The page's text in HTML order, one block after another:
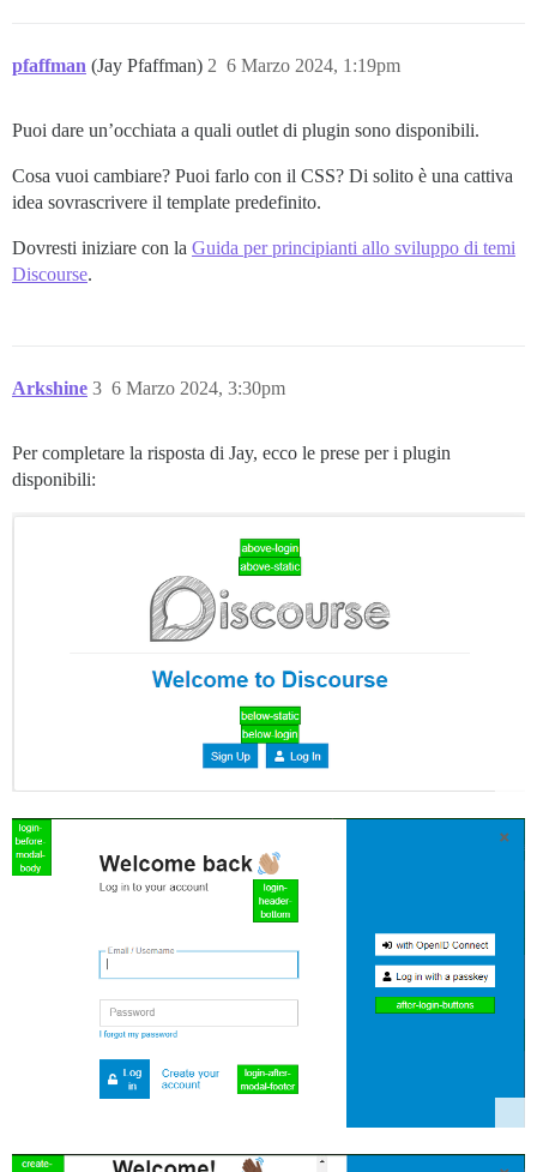
pfaffman (Jay Pfaffman) 6 Marzo 2024, 1:19pm
2
Puoi dare un’occhiata a quali outlet di plugin sono disponibili.
Cosa vuoi cambiare? Puoi farlo con il CSS? Di solito è una cattiva
idea sovrascrivere il template predefinito.
Dovresti iniziare con la Guida per principianti allo sviluppo di temi
Discourse.
Arkshine 6 Marzo 2024, 3:30pm
3
Per completare la risposta di Jay, ecco le prese per i plugin
disponibili: